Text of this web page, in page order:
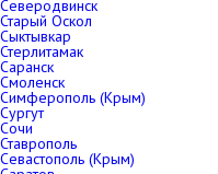
Северодвинск
Старый Оскол
Сыктывкар
Стерлитамак
Саранск
Смоленск
Симферополь (Крым)
Сургут
Сочи
Ставрополь
Севастополь (Крым)